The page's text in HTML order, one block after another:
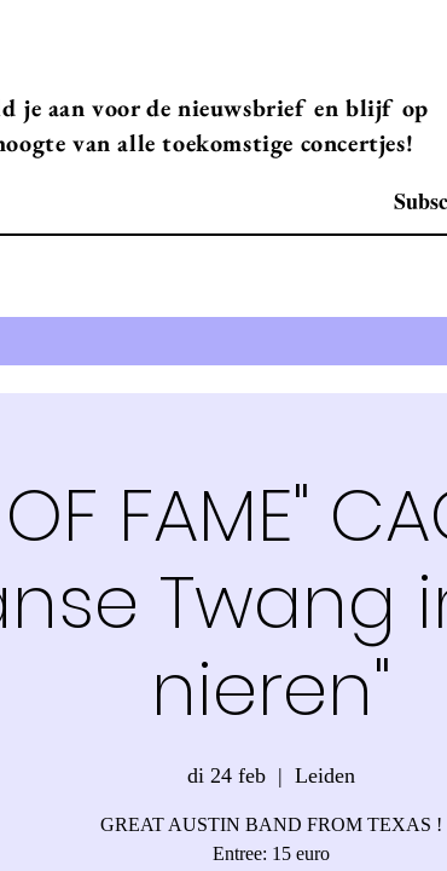
je aan voor de nieuwsbrief en blijf op
van alle toekomstige concertjes!
FAME"
Twang
nieren"
di 24 feb
  |
Leiden
GREAT AUSTIN BAND FROM TEXAS !
Entree: 15 euro